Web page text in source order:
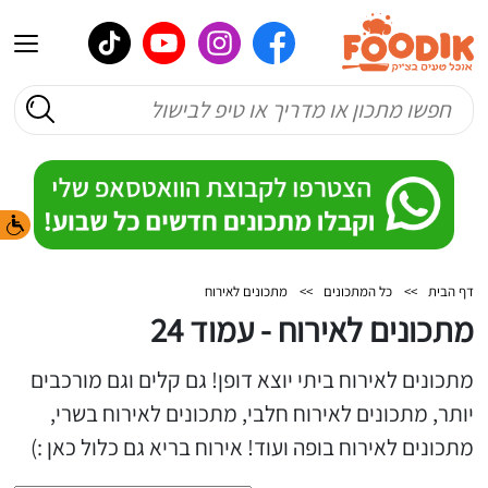
דף הבית >> כל המתכונים >> מתכונים לאירוח
מתכונים לאירוח - עמוד 24
מתכונים לאירוח ביתי יוצא דופן! גם קלים וגם מורכבים
יותר, מתכונים לאירוח חלבי, מתכונים לאירוח בשרי,
מתכונים לאירוח בופה ועוד! אירוח בריא גם כלול כאן :)